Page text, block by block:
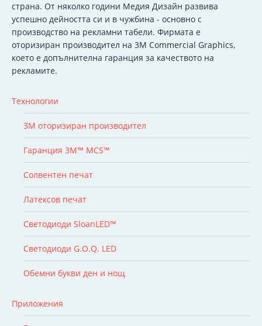
страна. От няколко години Медия Дизайн развива
успешно дейността си и в чужбина - основно с
производство на рекламни табели. Фирмата е
оторизиран производител на 3M Commercial Graphics,
което е допълнителна гаранция за качеството на
рекламите.
Технологии
3M оторизиран производител
Гаранция 3M™ MCS™
Солвентен печат
Латексов печат
Светодиоди SloanLED™
Светодиоди G.O.Q. LED
Обемни букви ден и нощ
Приложения